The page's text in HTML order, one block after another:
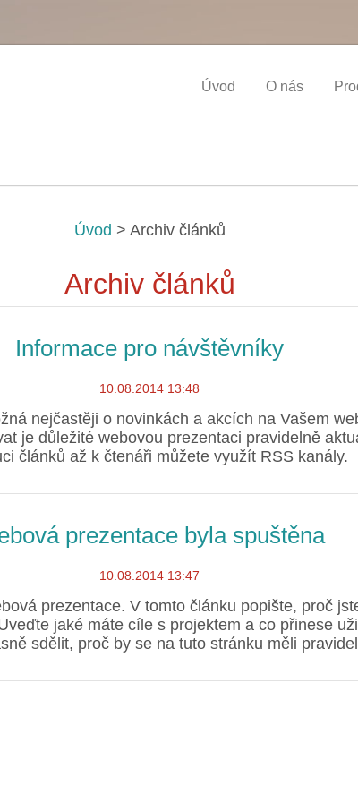
Úvod O nás
Úvod > Archiv článků
Archiv článků
Informace pro návštěvníky
10.08.2014 13:48
nejčastěji o novinkách a akcích na Vašem
je důležité webovou prezentaci pravidelně
článků až k čtenáři můžete využít RSS kanály.
prezentace byla spuštěna
10.08.2014 13:47
prezentace. V tomto článku popište, proč
jaké máte cíle s projektem a co přinese
sdělit, proč by se na tuto stránku měli